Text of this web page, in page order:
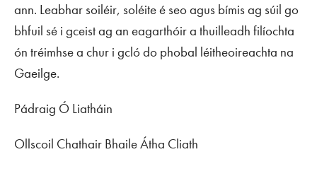
ann. Leabhar soiléir, soléite é seo agus bímis ag súil go
bhfuil sé i gceist ag an eagarthóir a thuilleadh filíochta
ón tréimhse a chur i gcló do phobal léitheoireachta na
Gaeilge.
Pádraig Ó Liatháin
Ollscoil Chathair Bhaile Átha Cliath